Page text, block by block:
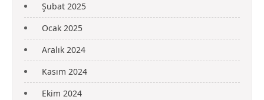
Şubat 2025
Ocak 2025
Aralık 2024
Kasım 2024
Ekim 2024